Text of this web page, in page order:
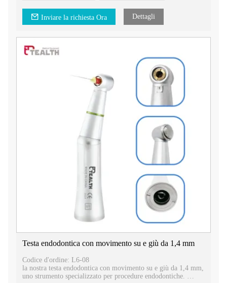
Inviare la richiesta Ora Dettagli
Testa endodontica con movimento su e giù da 1,4 mm
Codice d'ordine: L6-08
la nostra testa endodontica con movimento su e giù da 1,4 mm,
uno strumento specializzato per procedure endodontiche.